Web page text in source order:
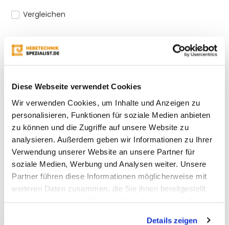
Diese Webseite verwendet Cookies
Wir verwenden Cookies, um Inhalte und Anzeigen zu
personalisieren, Funktionen für soziale Medien anbieten
zu können und die Zugriffe auf unsere Website zu
analysieren. Außerdem geben wir Informationen zu Ihrer
Verwendung unserer Website an unsere Partner für
soziale Medien, Werbung und Analysen weiter. Unsere
Partner führen diese Informationen möglicherweise mit
weiteren Daten zusammen, die Sie ihnen bereitgestellt
Details zeigen
Vergleichen
Eigenschaften
Bewertungen
Teilen